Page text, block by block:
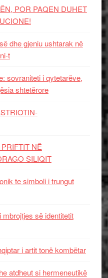
POR PAQEN DUHET
dhe gjeniu ushtarak në
t
sovraniteti i qytetarëve,
shtetërore
NË
SILIQIT
te simboli i trungut
së identitetit
i artit tonë kombëtar
atdheut si hermeneutikë